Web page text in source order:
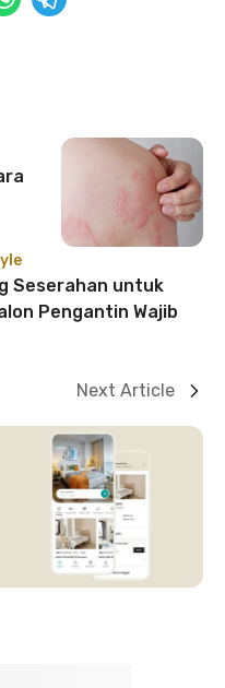
Seserahan untuk
Pengantin Wajib
Next Article